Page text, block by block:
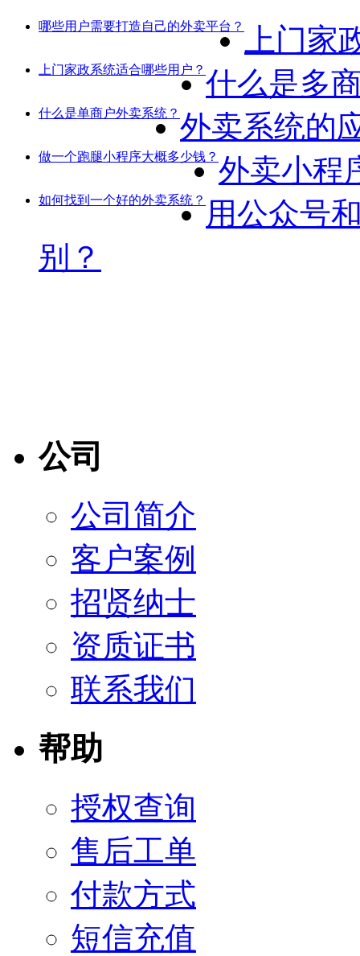
哪些用户需要打造自己的外卖平台？ 上门家
上门家政系统适合哪些用户？ 什么是多
什么是单商户外卖系统？ 外卖系统的
做一个跑腿小程序大概多少钱？ 外卖小程
如何找到一个好的外卖系统？ 用公众号
别？
公司
公司简介
客户案例
招贤纳士
资质证书
联系我们
帮助
授权查询
售后工单
付款方式
短信充值